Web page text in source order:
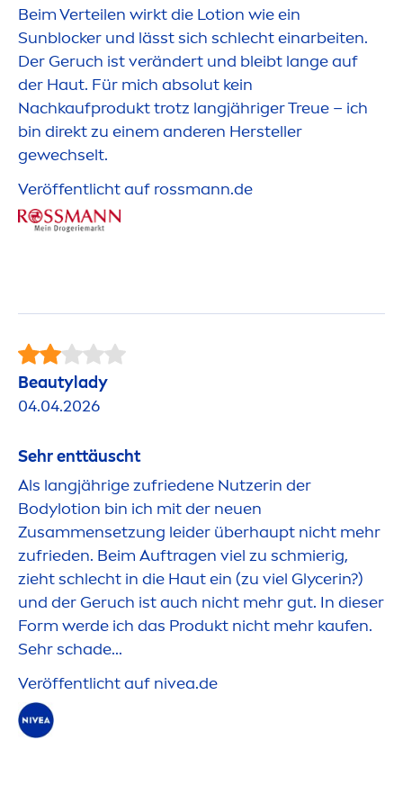
Beim Verteilen wirkt die Lotion wie ein
Sunblocker und lässt sich schlecht einarbeiten.
Der Geruch ist verändert und bleibt lange auf
der Haut. Für mich absolut kein
Nachkaufprodukt trotz langjähriger Treue – ich
bin direkt zu einem anderen Hersteller
gewechselt.
Veröffentlicht auf rossmann.de
Beautylady
04.04.2026
Sehr enttäuscht
Als langjährige zufriedene Nutzerin der
Bodylotion bin ich mit der neuen
Zusammensetzung leider überhaupt nicht mehr
zufrieden. Beim Auftragen viel zu schmierig,
zieht schlecht in die Haut ein (zu viel Glycerin?)
und der Geruch ist auch nicht mehr gut. In dieser
Form werde ich das Produkt nicht mehr kaufen.
Sehr schade...
Veröffentlicht auf nivea.de